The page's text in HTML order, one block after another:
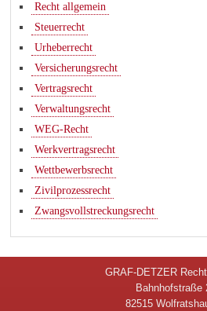
Recht allgemein
Steuerrecht
Urheberrecht
Versicherungsrecht
Vertragsrecht
Verwaltungsrecht
WEG-Recht
Werkvertragsrecht
Wettbewerbsrecht
Zivilprozessrecht
Zwangsvollstreckungsrecht
GRAF-DETZER
Bahnhofstraße
82515